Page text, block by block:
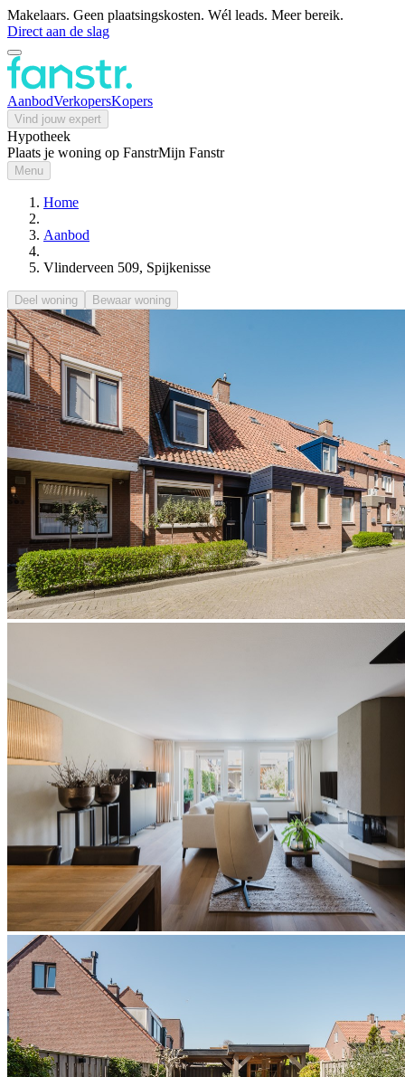
Makelaars. Geen plaatsingskosten. Wél leads. Meer bereik.
Direct aan de slag
AanbodVerkopersKopers
Vind jouw expert
Hypotheek
Plaats je woning op FanstrMijn Fanstr
Menu
Home
Aanbod
Vlinderveen 509, Spijkenisse
Deel woning Bewaar woning